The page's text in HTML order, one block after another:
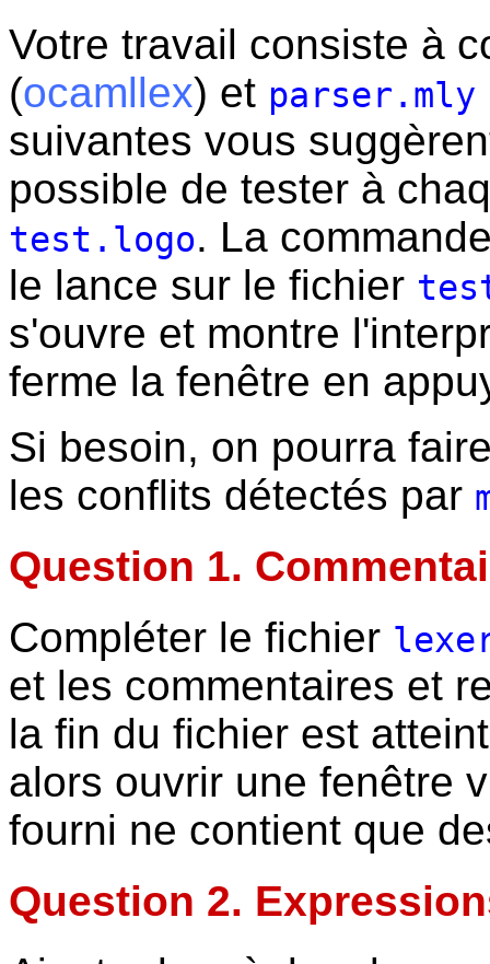
Votre travail consiste à
(ocamllex) et parser.mly
suivantes vous
possible de tester à
test.logo. La
le lance sur le fichier
s'ouvre et montre
ferme la fenêtre en
Si besoin, on pourra
les conflits détectés par
Question 1.
Compléter le fichier
et les commentaires et
la fin du fichier est
alors ouvrir une fenêtre
fourni ne contient que
Question 2.